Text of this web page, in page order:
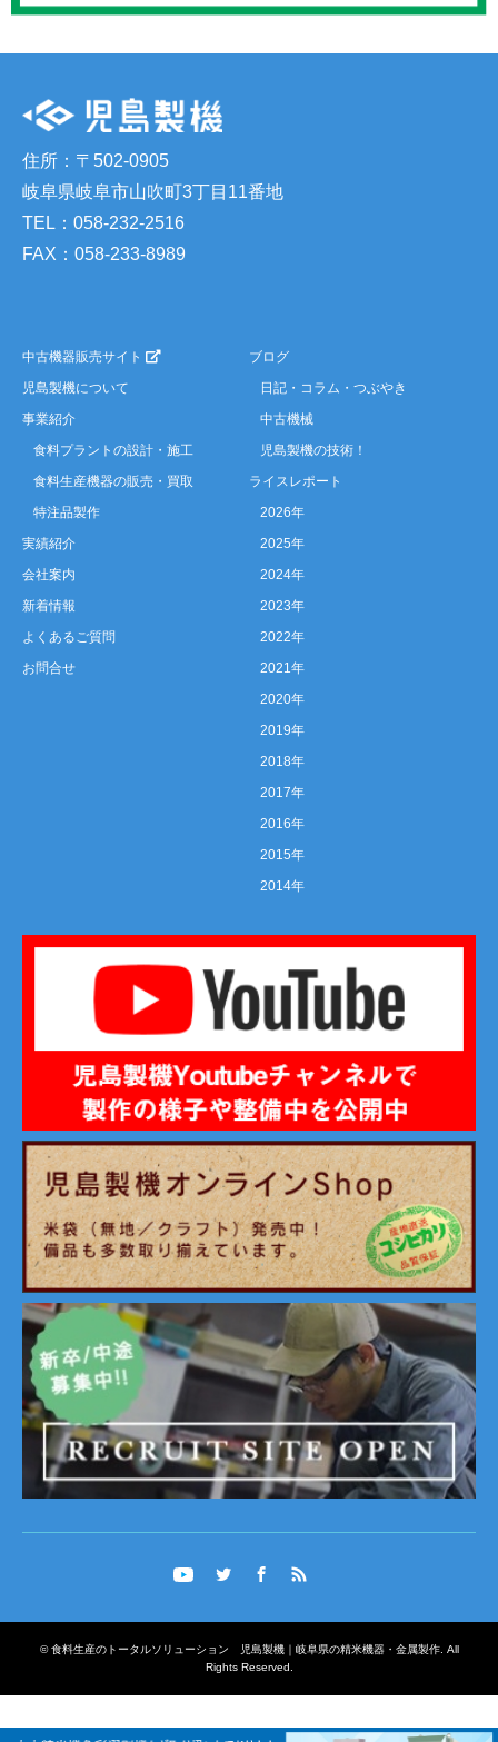
住所：〒502-0905
岐阜県岐阜市山吹町3丁目11番地
TEL：058-232-2516
FAX：058-233-8989
中古機器販売サイト
児島製機について
事業紹介
食料プラントの設計・施工
食料生産機器の販売・買取
特注品製作
実績紹介
会社案内
新着情報
よくあるご質問
お問合せ
ブログ
日記・コラム・つぶやき
中古機械
児島製機の技術！
ライスレポート
2026年
2025年
2024年
2023年
2022年
2021年
2020年
2019年
2018年
2017年
2016年
2015年
2014年
FacebookRSS
©食料生産のトータルソリューション 児島製機｜岐阜県の精米機器・金属製作. All
Rights Reserved.